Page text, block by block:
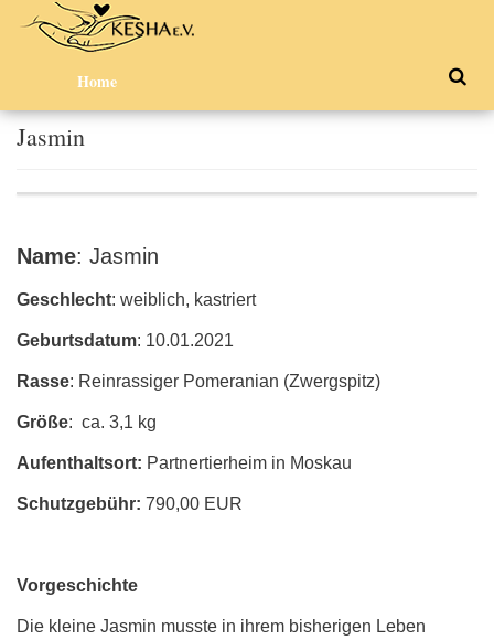
Home
Jasmin
Name: Jasmin
Geschlecht: weiblich, kastriert
Geburtsdatum: 10.01.2021
Rasse: Reinrassiger Pomeranian (Zwergspitz)
Größe: ca. 3,1 kg
Aufenthaltsort: Partnertierheim in Moskau
Schutzgebühr: 790,00 EUR
Vorgeschichte
Die kleine Jasmin musste in ihrem bisherigen Leben